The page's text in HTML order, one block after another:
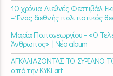
10 χρόνια Διεθνές Φεστιβάλ
– Ένας διεθνής πολιτιστικός
Μαρία Παπαγεωργίου – «Ο
Άνθρωπος» | Νέο album
ΑΓΚΑΛΙΑΖΟΝΤΑΣ ΤΟ ΣΥΡΙΑΝΟ
από την KYKLart